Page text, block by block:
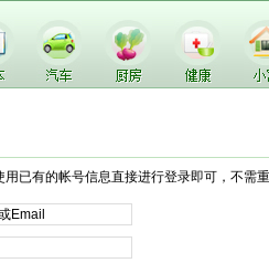
已有的帐号信息直接进行登录即可，不需